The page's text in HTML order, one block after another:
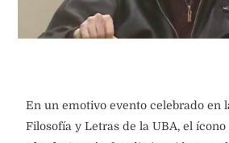
En un emotivo evento celebrado en
Filosofía y Letras de la UBA, el